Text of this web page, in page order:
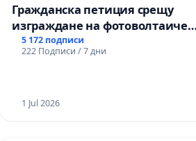
Гражданска петиция срещу
изграждане на фотоволтаичен
парк в с.Прибой, общ. Радомир
5 172 подписи
222 Подписи / 7 дни
1 Jul 2026